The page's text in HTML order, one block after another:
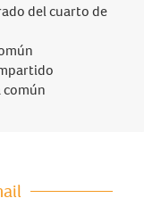
del cuarto de
común